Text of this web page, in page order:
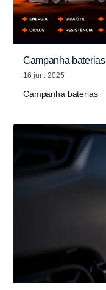
Campanha baterias
16 jun. 2025
Campanha baterias